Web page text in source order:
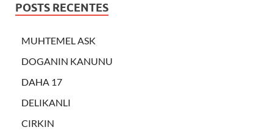
POSTS RECENTES
MUHTEMEL ASK
DOGANIN KANUNU
DAHA 17
DELIKANLI
CIRKIN